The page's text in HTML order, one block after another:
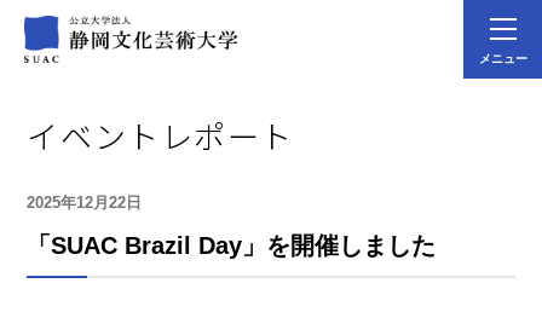
メニュー
イベントレポート
2025年12月22日
「SUAC Brazil Day」を開催しました